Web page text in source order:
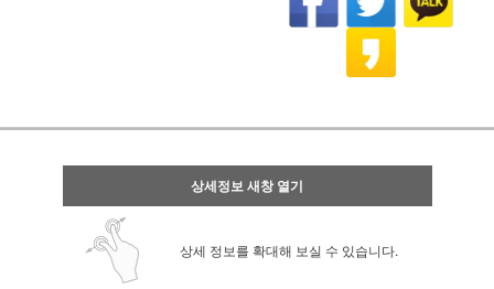
상세정보 새창 열기
상세 정보를 확대해 보실 수 있습니다.